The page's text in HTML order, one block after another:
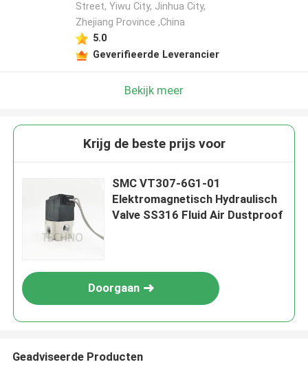
Street, Yiwu City, Jinhua City,
Zhejiang Province ,China
5.0
Geverifieerde Leverancier
Bekijk meer
Krijg de beste prijs voor
SMC VT307-6G1-01
Elektromagnetisch Hydraulisch
Valve SS316 Fluid Air Dustproof
Doorgaan
Geadviseerde Producten